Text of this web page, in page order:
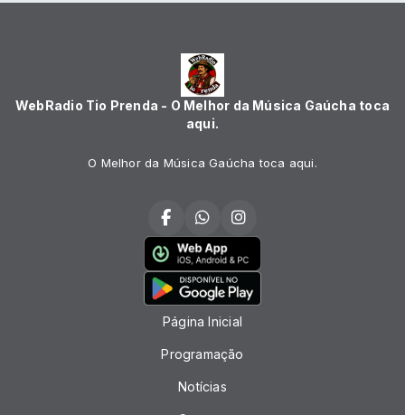
WebRadio Tio Prenda - O Melhor da Música Gaúcha toca
aqui.
O Melhor da Música Gaúcha toca aqui.
Página Inicial
Programação
Notícias